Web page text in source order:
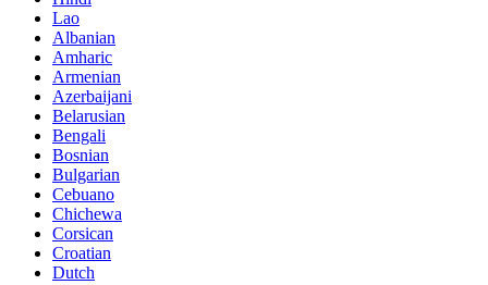
Lao
Albanian
Amharic
Armenian
Azerbaijani
Belarusian
Bengali
Bosnian
Bulgarian
Cebuano
Chichewa
Corsican
Croatian
Dutch